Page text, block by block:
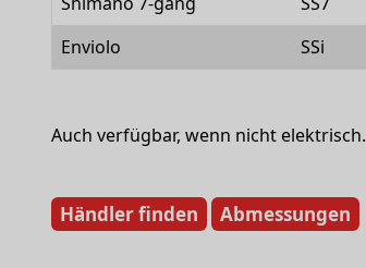
Enviolo
SSi
Auch verfügbar, wenn nicht elektrisch.
Händler finden Abmessungen